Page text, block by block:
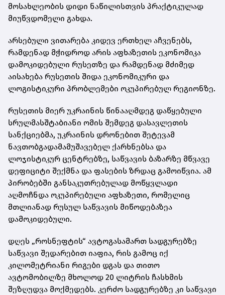
მოსახლეობის დიდი ნაწილისთვის პრაქტიკულად
მიუწვდომელი გახდა.
არსებული ვითარება კიდევ ერთხელ აჩვენებს,
რამდენად მჭიდროდ არის აფხაზეთის ეკონომიკა
დამოკიდებული რუსეთზე და რამდენად მძიმედ
აისახება რუსეთის შიდა ეკონომიკური და
ლოგისტიკური პრობლემები ოკუპირებულ რეგიონზე.
რუსეთის მიერ უკრაინის წინააღმდეგ დაწყებული
სრულმასშტაბიანი ომის შემდეგ დასავლეთის
სანქციებმა, უკრაინის დრონებით შეტევამ
ნავთობგადამამუშავებელ ქარხნებსა და
ლოჯისტიკურ ცენტრებზე, საწვავის ბაზარზე მწვავე
დეფიციტი შექმნა და ფასების ზრდაც გამოიწვია. ამ
პირობებში განსაკუთრებულად მოწყვლადი
აღმოჩნდა ოკუპირებული აფხაზეთი, რომელიც
მთლიანად რუსულ საწვავის მიწოდებაზეა
დამოკიდებული.
დღეს „როსნეფტის“ ავტოგასამართ სადგურებზე
საწვავი შედარებით იაფია, რის გამოც იქ
კილომეტრიანი რიგები დგას და თითო
ავტომობილზე მხოლოდ 20 ლიტრის ჩასხმის
შეზღუდვა მოქმედებს. კერძო სადგურებზე კი საწვავი